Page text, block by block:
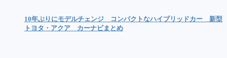
10年ぶりにモデルチェンジ コンパクトなハイブリッドカー 新型
トヨタ・アクア カーナビまとめ